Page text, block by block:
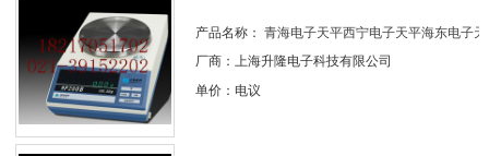
产品名称： 青海电子天平西宁电子天平海东电子天
厂商：上海升隆电子科技有限公司
单价：电议